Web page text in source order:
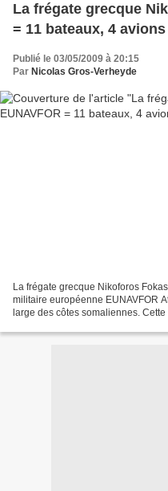
La frégate grecque
= 11 bateaux, 4 avions
Publié le 03/05/2009 à 20:15
Par Nicolas Gros-Verheyde
La frégate grecque Nikoforos
militaire européenne EUNAVFOR
large des côtes somaliennes.